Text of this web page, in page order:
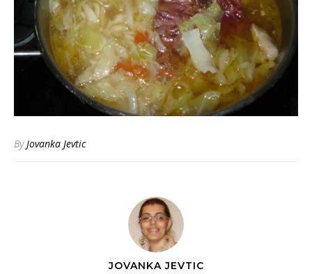
ByJovanka Jevtic
JOVANKA JEVTIC